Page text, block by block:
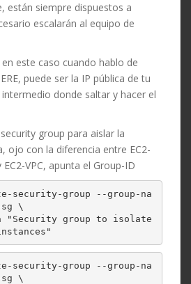
están siempre dispuestos a
escalarán al equipo de
este caso cuando hablo de
puede ser la IP pública de tu
donde saltar y hacer el
group para aislar la
ojo con la diferencia entre EC2-
EC2-VPC, apunta el Group-ID
security-group --group-na
\
"Security group to isolate
security-group --group-na
sg \